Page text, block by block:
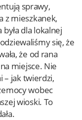
sprawy,
z mieszkanek,
była dla lokalnej
się, że
że od rana
miejsce. Nie
– jak twierdzi,
wobec
wioski. To